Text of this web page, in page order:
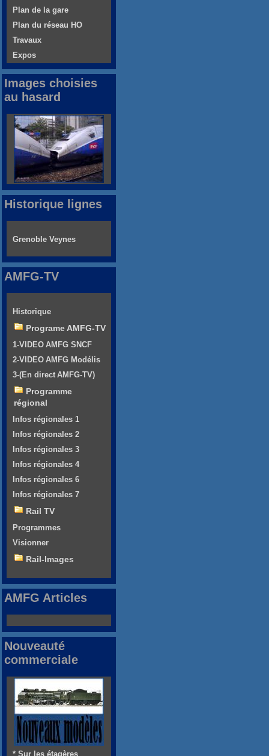
Plan de la gare
Plan du réseau HO
Travaux
Expos
Images choisies
au hasard
Historique lignes
Grenoble Veynes
AMFG-TV
Historique
Programe AMFG-TV
1-VIDEO AMFG SNCF
2-VIDEO AMFG Modélis
3-(En direct AMFG-TV)
Programme
régional
Infos régionales 1
Infos régionales 2
Infos régionales 3
Infos régionales 4
Infos régionales 6
Infos régionales 7
Rail TV
Programmes
Visionner
Rail-Images
AMFG Articles
Nouveauté
commerciale
* Sur les étagères